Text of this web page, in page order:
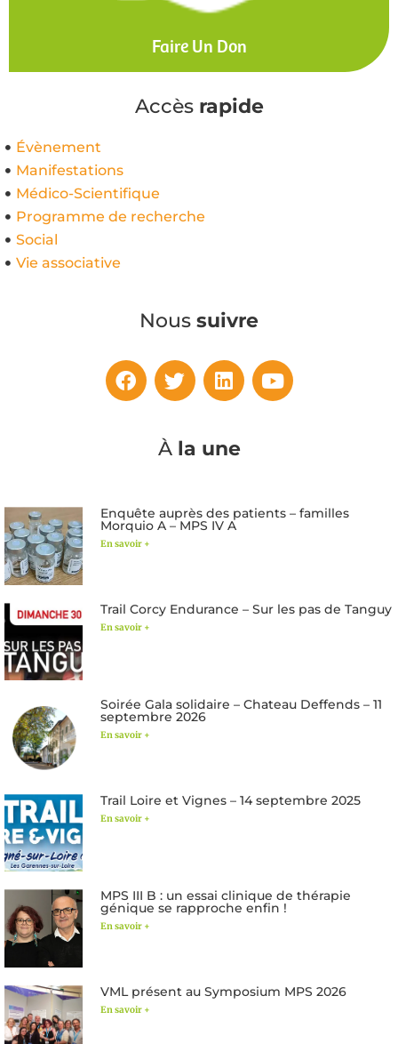
Faire Un Don
Accès rapide
Évènement
Manifestations
Médico-Scientifique
Programme de recherche
Social
Vie associative
Nous suivre
À la une
Enquête auprès des patients – familles
Morquio A – MPS IV A
En savoir +
Trail Corcy Endurance – Sur les pas de Tanguy
En savoir +
Soirée Gala solidaire – Chateau Deffends – 11
septembre 2026
En savoir +
Trail Loire et Vignes – 14 septembre 2025
En savoir +
MPS III B : un essai clinique de thérapie
génique se rapproche enfin !
En savoir +
VML présent au Symposium MPS 2026
En savoir +